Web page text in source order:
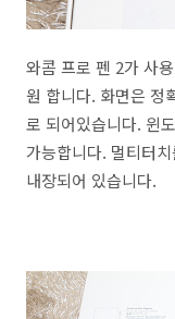
와콤 프로 펜 2가 사
원 합니다. 화면은 정
로 되어있습니다. 윈
가능합니다. 멀티터
내장되어 있습니다.